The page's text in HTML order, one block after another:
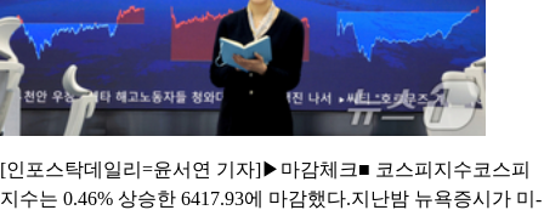
[인포스탁데일리=윤서연 기자]▶마감체크■ 코스피지수코스피
지수는 0.46% 상승한 6417.93에 마감했다.지난밤 뉴욕증시가 미-